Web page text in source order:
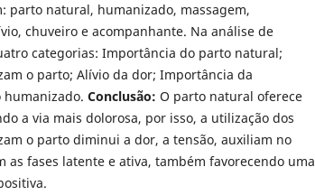
parto natural, humanizado, massagem,
chuveiro e acompanhante. Na análise de
categorias: Importância do parto natural;
o parto; Alívio da dor; Importância da
Conclusão: O parto natural oferece
a via mais dolorosa, por isso, a utilização dos
o parto diminui a dor, a tensão, auxiliam no
as fases latente e ativa, também favorecendo uma